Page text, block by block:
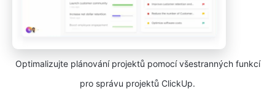
Optimalizujte plánování projektů pomocí všestranných funkcí
pro správu projektů ClickUp.